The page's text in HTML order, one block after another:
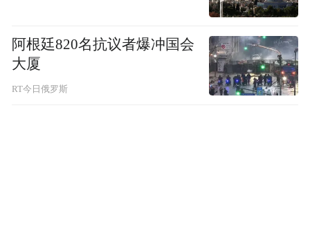
阿根廷820名抗议者爆冲国会
大厦
RT今日俄罗斯